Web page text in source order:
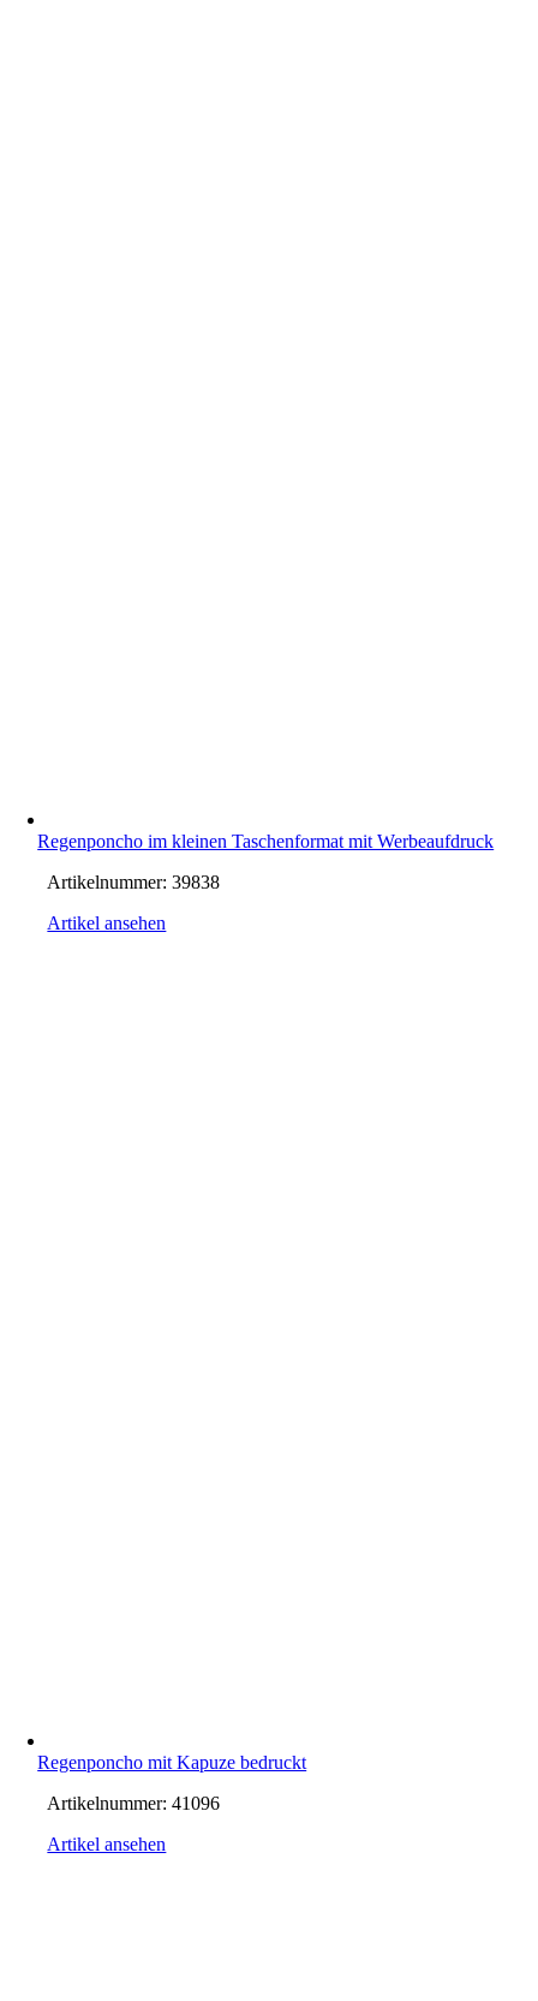
Regenponcho im kleinen Taschenformat mit Werbeaufdruck
Artikelnummer:39838
Artikel ansehen
Regenponcho mit Kapuze bedruckt
Artikelnummer:41096
Artikel ansehen